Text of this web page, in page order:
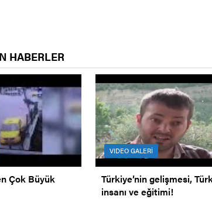
HABERLER
Çok Büyük
VIDEO GALERİ
Türkiye’nin gelişmesi,
insanı ve eğitimi!